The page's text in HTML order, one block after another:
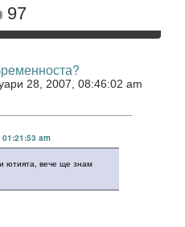
97
28, 2007, 08:46:02 am
am
ютията, вече ще знам